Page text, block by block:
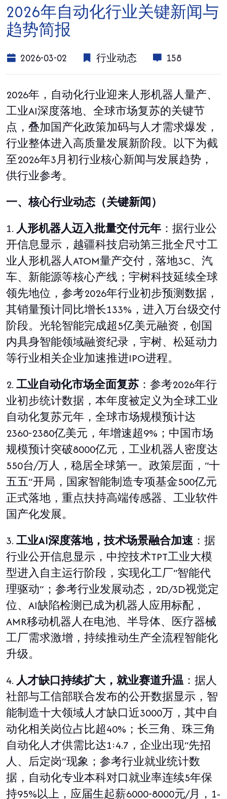
2026年自动化行业关键新闻与
趋势简报
2026-03-02 行业动态 158
2026年，自动化行业迎来人形机器人量产、
工业AI深度落地、全球市场复苏的关键节
点，叠加国产化政策加码与人才需求爆发，
行业整体进入高质量发展新阶段。以下为截
至2026年3月初行业核心新闻与发展趋势，
供行业参考。
一、核心行业动态（关键新闻）
1. 人形机器人迈入批量交付元年 ：据行业公
开信息显示，越疆科技启动第三批全尺寸工
业人形机器人ATOM量产交付，落地3C、汽
车、新能源等核心产线；宇树科技延续全球
领先地位，参考2026年行业初步预测数据，
其销量预计同比增长133% ，进入万台级交付
阶段。光轮智能完成超5亿美元融资，创国
内具身智能领域融资纪录，宇树、松延动力
等行业相关企业加速推进IPO进程。
2. 工业自动化市场全面复苏 ：参考2026年行
业初步统计数据，本年度被定义为全球工业
自动化复苏元年，全球市场规模预计达
2360-2380亿美元，年增速超9% ；中国市场
规模预计突破8000亿元，工业机器人密度达
550台/万人，稳居全球第一。政策层面， “十
五五”开局，国家智能制造专项基金500亿元
正式落地，重点扶持高端传感器、工业软件
国产化发展。
3. 工业AI深度落地，技术场景融合加速：据
行业公开信息显示，中控技术TPT工业大模
型进入自主运行阶段，实现化工厂“智能代
理驱动” ；参考行业发展动态， 2D/3D视觉定
位、 AI缺陷检测已成为机器人应用标配，
AMR移动机器人在电池、半导体、医疗器械
工厂需求激增，持续推动生产全流程智能化
升级。
4. 人才缺口持续扩大，就业赛道升温 ：据人
社部与工信部联合发布的公开数据显示，智
能制造十大领域人才缺口近3000万，其中自
动化相关岗位占比超40% ；长三角、珠三角
自动化人才供需比达1:4.7 ，企业出现“先招
人、后定岗”现象；参考行业就业统计数
据，自动化专业本科对口就业率连续5年保
持95%以上，应届生起薪6000-8000元/月， 1-